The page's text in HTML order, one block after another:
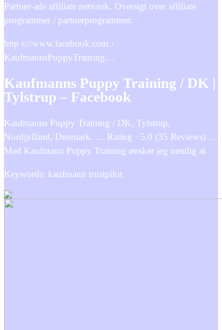
Partner-ads affiliate netværk. Oversigt over affiliate
programmer / partnerprogrammer.
http s://www.facebook.com ›
KaufmannsPuppyTraining…
Kaufmanns Puppy Training / DK |
Tylstrup – Facebook
Kaufmanns Puppy Training / DK, Tylstrup,
Nordjylland, Denmark. … Rating · 5.0 (35 Reviews) …
Med Kaufmann Puppy Training ønsker jeg nemlig at
Keywords: kaufmann trustpilot